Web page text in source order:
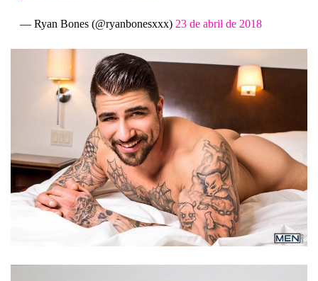
— Ryan Bones (@ryanbonesxxx) 23 de abril de 2018